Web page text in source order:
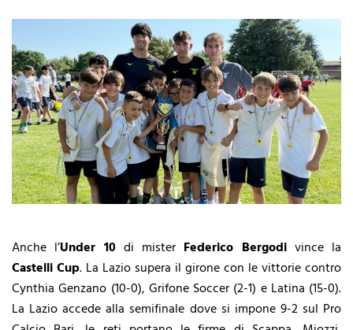
Anche l’Under 10 di mister Federico Bergodi vince la
Castelli Cup. La Lazio supera il girone con le vittorie contro
Cynthia Genzano (10-0), Grifone Soccer (2-1) e Latina (15-0).
La Lazio accede alla semifinale dove si impone 9-2 sul Pro